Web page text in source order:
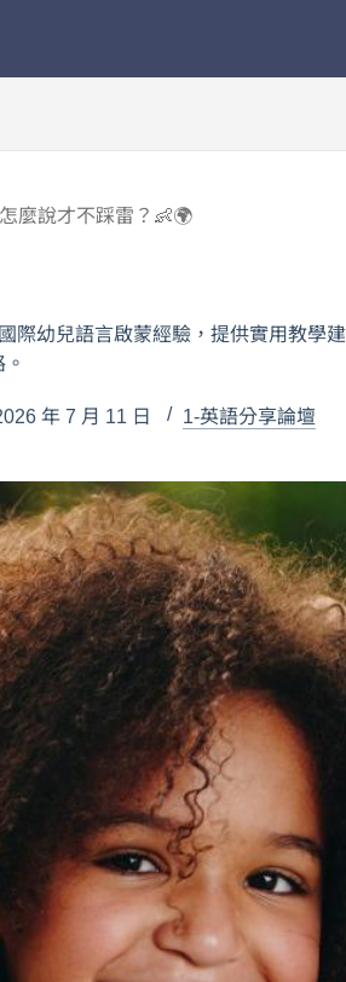
麼說才不踩雷？👶🌍
際幼兒語言啟蒙經驗，提供實用教學建
年 7 月 11 日 1-英語分享論壇